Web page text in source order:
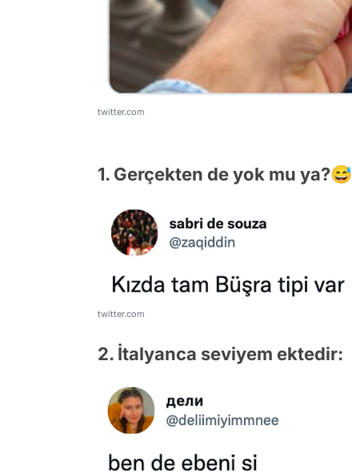
twitter.com
1. Gerçekten de yok mu ya?😅
twitter.com
2. İtalyanca seviyem ektedir: